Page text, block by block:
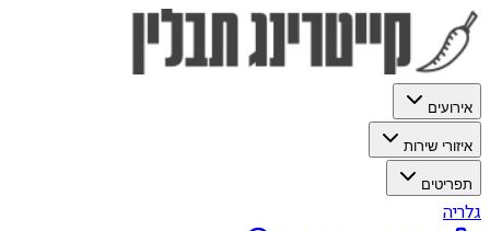
אירועים
איזורי שירות
תפריטים
גלריה